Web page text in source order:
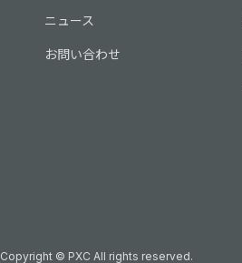
ニュース
お問い合わせ
Copyright © PXC All rights reserved.